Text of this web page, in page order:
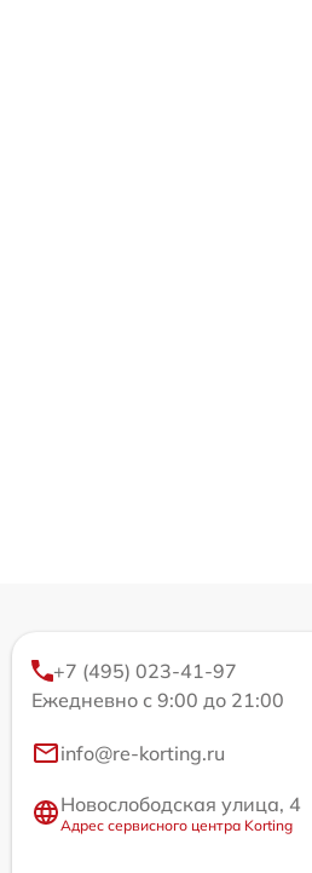
+7 (495) 023-41-97
Ежедневно с 9:00 до 21:00
info@re-korting.ru
Новослободская улица, 4
Адрес сервисного центра Korting